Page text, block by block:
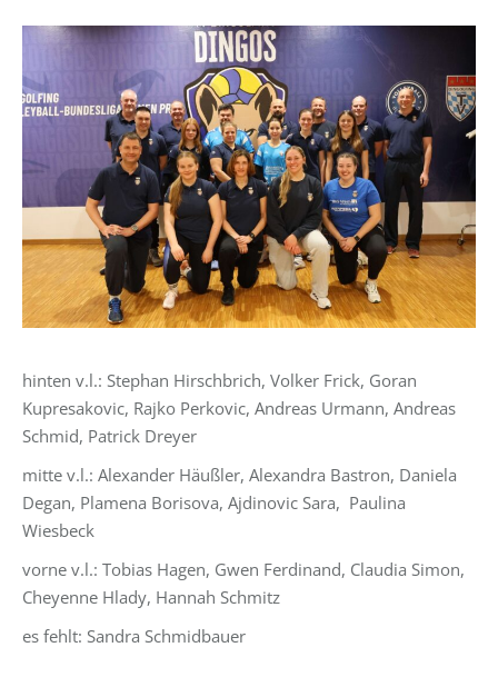
hinten v.l.: Stephan Hirschbrich, Volker Frick, Goran
Kupresakovic, Rajko Perkovic, Andreas Urmann, Andreas
Schmid, Patrick Dreyer
mitte v.l.: Alexander Häußler, Alexandra Bastron, Daniela
Degan, Plamena Borisova, Ajdinovic Sara, Paulina
Wiesbeck
vorne v.l.: Tobias Hagen, Gwen Ferdinand, Claudia Simon,
Cheyenne Hlady, Hannah Schmitz
es fehlt: Sandra Schmidbauer